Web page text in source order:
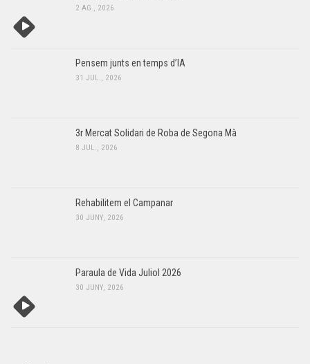
2 AG., 2026
Pensem junts en temps d’IA
31 JUL., 2026
3r Mercat Solidari de Roba de Segona Mà
8 JUL., 2026
Rehabilitem el Campanar
30 JUNY, 2026
Paraula de Vida Juliol 2026
30 JUNY, 2026